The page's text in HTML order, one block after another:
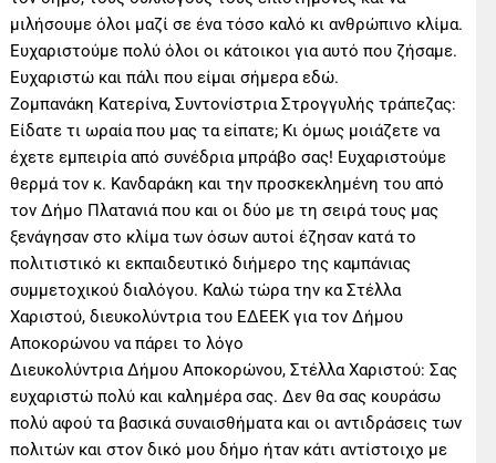
μιλήσουμε όλοι μαζί σε ένα τόσο καλό κι ανθρώπινο κλίμα.
Ευχαριστούμε πολύ όλοι οι κάτοικοι για αυτό που ζήσαμε.
Ευχαριστώ και πάλι που είμαι σήμερα εδώ.
Ζομπανάκη Κατερίνα, Συντονίστρια Στρογγυλής τράπεζας:
Είδατε τι ωραία που μας τα είπατε; Κι όμως μοιάζετε να
έχετε εμπειρία από συνέδρια μπράβο σας! Ευχαριστούμε
θερμά τον κ. Κανδαράκη και την προσκεκλημένη του από
τον Δήμο Πλατανιά που και οι δύο με τη σειρά τους μας
ξενάγησαν στο κλίμα των όσων αυτοί έζησαν κατά το
πολιτιστικό κι εκπαιδευτικό διήμερο της καμπάνιας
συμμετοχικού διαλόγου. Καλώ τώρα την κα Στέλλα
Χαριστού, διευκολύντρια του ΕΔΕΕΚ για τον Δήμου
Αποκορώνου να πάρει το λόγο
Διευκολύντρια Δήμου Αποκορώνου, Στέλλα Χαριστού: Σας
ευχαριστώ πολύ και καλημέρα σας. Δεν θα σας κουράσω
πολύ αφού τα βασικά συναισθήματα και οι αντιδράσεις των
πολιτών και στον δικό μου δήμο ήταν κάτι αντίστοιχο με